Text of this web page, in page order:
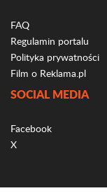
FAQ
Regulamin portalu
Polityka prywatności
Film o Reklama.pl
SOCIAL MEDIA
Facebook
X